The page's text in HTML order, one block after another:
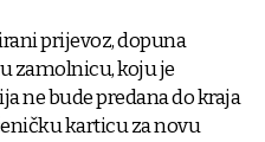
prijevoz, dopuna
zamolnicu, koju je
ne bude predana do kraja
karticu za novu